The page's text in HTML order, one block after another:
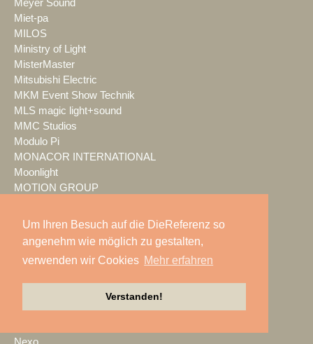
Um Ihren Besuch auf die DieReferenz so
angenehm wie möglich zu gestalten,
verwenden wir Cookies Mehr erfahren
Verstanden!
Meyer Sound
Miet-pa
MILOS
Ministry of Light
MisterMaster
Mitsubishi Electric
MKM Event Show Technik
MLS magic light+sound
MMC Studios
Modulo Pi
MONACOR INTERNATIONAL
Moonlight
MOTION GROUP
msm studio group
music & light design
MUTEC
Neumann&Müller
Nexo